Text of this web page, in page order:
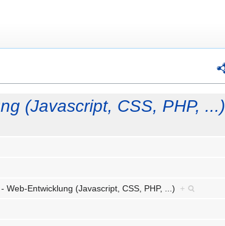
(Javascript, CSS, PHP, ...)
Web-Entwicklung (Javascript, CSS, PHP, ...) +